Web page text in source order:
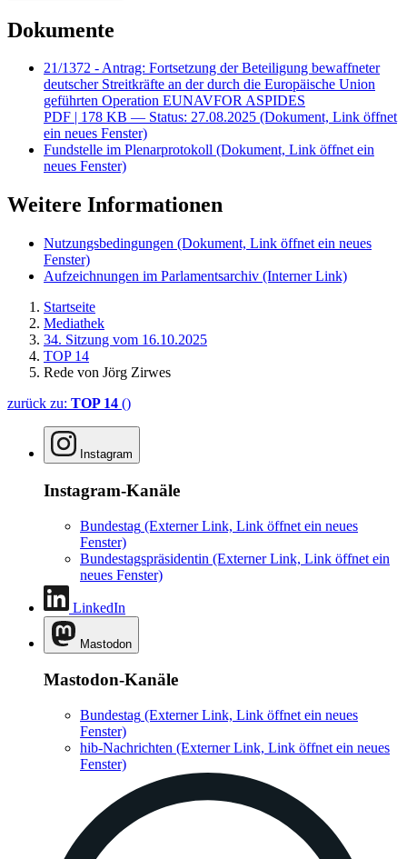
Dokumente
21/1372 - Antrag: Fortsetzung der Beteiligung bewaffneter
deutscher Streitkräfte an der durch die Europäische Union
geführten Operation EUNAVFOR ASPIDES
PDF | 178 KB — Status: 27.08.2025 (Dokument, Link öffnet
ein neues Fenster)
Fundstelle im Plenarprotokoll (Dokument, Link öffnet ein
neues Fenster)
Weitere Informationen
Nutzungsbedingungen (Dokument, Link öffnet ein neues
Fenster)
Aufzeichnungen im Parlamentsarchiv (Interner Link)
Startseite
Mediathek
34. Sitzung vom 16.10.2025
TOP 14
Rede von Jörg Zirwes
zurück zu: TOP 14 ()
Instagram
Instagram-Kanäle
Bundestag (Externer Link, Link öffnet ein neues
Fenster)
Bundestagspräsidentin (Externer Link, Link öffnet ein
neues Fenster)
LinkedIn
Mastodon
Mastodon-Kanäle
Bundestag (Externer Link, Link öffnet ein neues
Fenster)
hib-Nachrichten (Externer Link, Link öffnet ein neues
Fenster)